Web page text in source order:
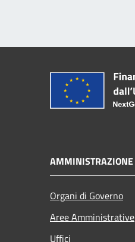
AMMINISTRAZIONE
Organi di Governo
Aree Amministrative
Uffici